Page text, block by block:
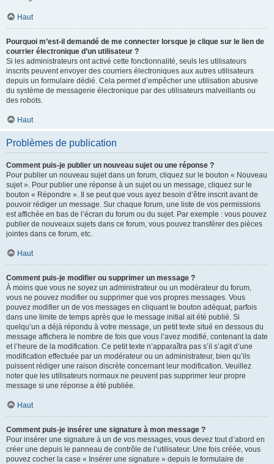
Haut
Pourquoi m’est-il demandé de me connecter lorsque je clique sur le lien de
courrier électronique d’un utilisateur ?
Si les administrateurs ont activé cette fonctionnalité, seuls les utilisateurs
inscrits peuvent envoyer des courriers électroniques aux autres utilisateurs
depuis un formulaire dédié. Cela permet d’empêcher une utilisation abusive
du système de messagerie électronique par des utilisateurs malveillants ou
des robots.
Haut
Problèmes de publication
Comment puis-je publier un nouveau sujet ou une réponse ?
Pour publier un nouveau sujet dans un forum, cliquez sur le bouton « Nouveau
sujet ». Pour publier une réponse à un sujet ou un message, cliquez sur le
bouton « Répondre ». Il se peut que vous ayez besoin d’être inscrit avant de
pouvoir rédiger un message. Sur chaque forum, une liste de vos permissions
est affichée en bas de l’écran du forum ou du sujet. Par exemple : vous pouvez
publier de nouveaux sujets dans ce forum, vous pouvez transférer des pièces
jointes dans ce forum, etc.
Haut
Comment puis-je modifier ou supprimer un message ?
À moins que vous ne soyez un administrateur ou un modérateur du forum,
vous ne pouvez modifier ou supprimer que vos propres messages. Vous
pouvez modifier un de vos messages en cliquant le bouton adéquat, parfois
dans une limite de temps après que le message initial ait été publié. Si
quelqu’un a déjà répondu à votre message, un petit texte situé en dessous du
message affichera le nombre de fois que vous l’avez modifié, contenant la date
et l’heure de la modification. Ce petit texte n’apparaîtra pas s’il s’agit d’une
modification effectuée par un modérateur ou un administrateur, bien qu’ils
puissent rédiger une raison discrète concernant leur modification. Veuillez
noter que les utilisateurs normaux ne peuvent pas supprimer leur propre
message si une réponse a été publiée.
Haut
Comment puis-je insérer une signature à mon message ?
Pour insérer une signature à un de vos messages, vous devez tout d’abord en
créer une depuis le panneau de contrôle de l’utilisateur. Une fois créée, vous
pouvez cocher la case « Insérer une signature » depuis le formulaire de